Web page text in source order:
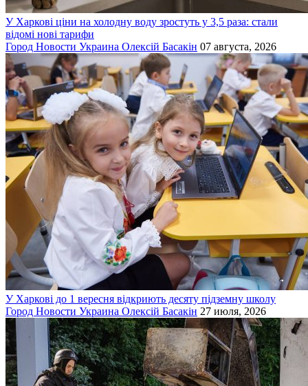
У Харкові ціни на холодну воду зростуть у 3,5 раза: стали
відомі нові тарифи
Город Новости Украина Олексій Басакін 07 августа, 2026
У Харкові до 1 вересня відкриють десяту підземну школу
Город Новости Украина Олексій Басакін 27 июля, 2026